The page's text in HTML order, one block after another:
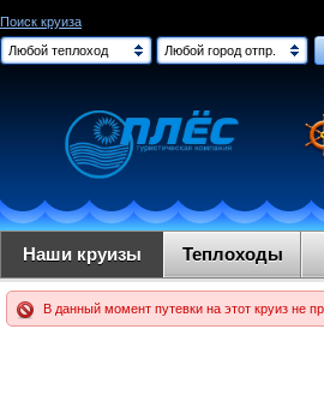
Поиск круиза
Любой теплоход
Любой город отпр.
Наши круизы Теплоходы
В данный момент путевки на этот круиз не